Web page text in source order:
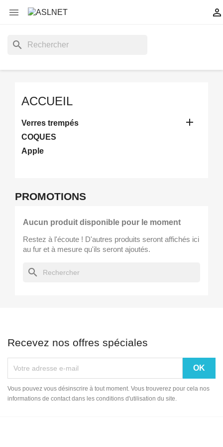
 
search
ACCUEIL
Verres trempés 
COQUES
Apple
PROMOTIONS
Aucun produit disponible pour le moment
Restez à l'écoute ! D'autres produits seront affichés ici
au fur et à mesure qu'ils seront ajoutés.
search
Recevez nos offres spéciales
Vous pouvez vous désinscrire à tout moment. Vous trouverez pour cela nos
informations de contact dans les conditions d'utilisation du site.